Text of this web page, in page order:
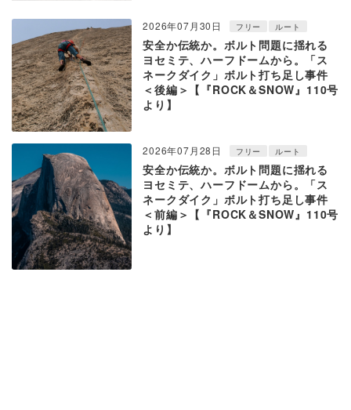
2026年07月30日 フリー ルート
安全か伝統か。ボルト問題に揺れる
ヨセミテ、ハーフドームから。「ス
ネークダイク」ボルト打ち足し事件
＜後編＞【『ROCK＆SNOW』110号
より】
2026年07月28日 フリー ルート
安全か伝統か。ボルト問題に揺れる
ヨセミテ、ハーフドームから。「ス
ネークダイク」ボルト打ち足し事件
＜前編＞【『ROCK＆SNOW』110号
より】